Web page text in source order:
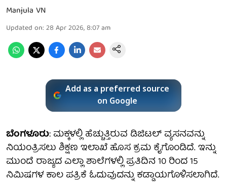
Manjula VN
Updated on: 28 Apr 2026, 8:07 am
Add as a preferred source
on Google
ಬೆಂಗಳೂರು: ಮಕ್ಕಳಲ್ಲಿ ಹೆಚ್ಚುತ್ತಿರುವ ಡಿಜಿಟಲ್ ವ್ಯಸನವನ್ನು
ನಿಯಂತ್ರಿಸಲು ಶಿಕ್ಷಣ ಇಲಾಖೆ ಹೊಸ ಕ್ರಮ ಕೈಗೊಂಡಿದೆ. ಇನ್ನು
ಮುಂದೆ ರಾಜ್ಯದ ಎಲ್ಲಾ ಶಾಲೆಗಳಲ್ಲಿ ಪ್ರತಿದಿನ 10 ರಿಂದ 15
ನಿಮಿಷಗಳ ಕಾಲ ಪತ್ರಿಕೆ ಓದುವುದನ್ನು ಕಡ್ಡಾಯಗೊಳಿಸಲಾಗಿದೆ.